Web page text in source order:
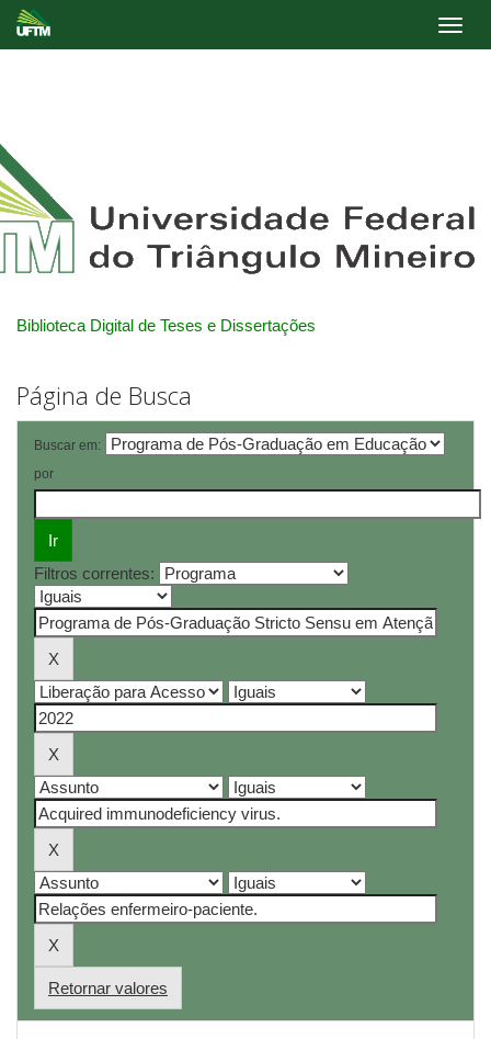
Biblioteca Digital de Teses e Dissertações
Página de Busca
Buscar em:
por
Filtros correntes:
Retornar valores